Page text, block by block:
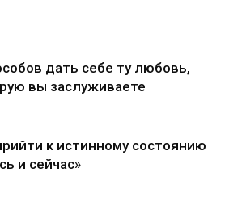
дать себе ту любовь,
вы заслуживаете
к истинному состоянию
и сейчас»